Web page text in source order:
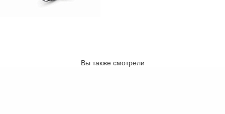
Вы также смотрели